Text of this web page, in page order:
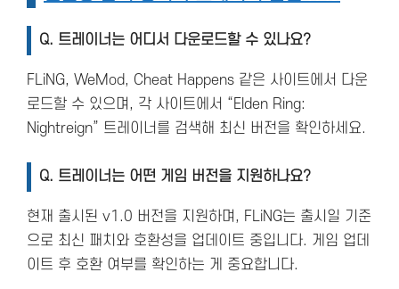
Q. 트레이너는 어디서 다운로드할 수 있나요?
FLiNG, WeMod, Cheat Happens 같은 사이트에서 다운
로드할 수 있으며, 각 사이트에서 “Elden Ring:
Nightreign” 트레이너를 검색해 최신 버전을 확인하세요.
Q. 트레이너는 어떤 게임 버전을 지원하나요?
현재 출시된 v1.0 버전을 지원하며, FLiNG는 출시일 기준
으로 최신 패치와 호환성을 업데이트 중입니다. 게임 업데
이트 후 호환 여부를 확인하는 게 중요합니다.